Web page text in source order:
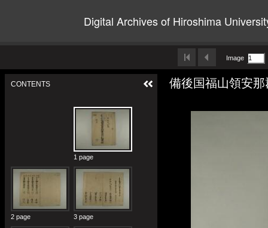
Digital Archives of Hiroshima